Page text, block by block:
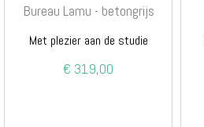
Bureau Lamu - betongrijs
Met plezier aan de studie
€ 319,00